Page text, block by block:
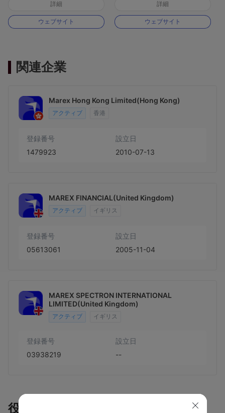
MT4フルライセンス
詳細
ウェブサイト
MT4フルライセンス
詳細
ウェブサイト
関連企業
Marex Hong Kong Limited(Hong Kong)
アクティブ 香港
登録番号
1479923
設立日
2010-07-13
MAREX FINANCIAL(United Kingdom)
アクティブ イギリス
登録番号
05613061
設立日
2005-11-04
MAREX SPECTRON INTERNATIONAL
LIMITED(United Kingdom)
アクティブ イギリス
登録番号
03938219
設立日
--
役員